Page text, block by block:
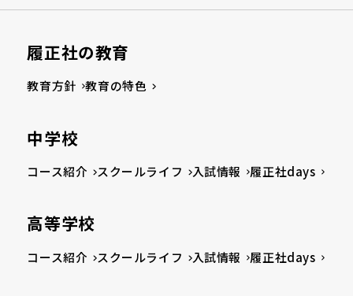
履正社の教育
教育方針 教育の特色
中学校
コース紹介 スクールライフ 入試情報 履正社days
高等学校
コース紹介 スクールライフ 入試情報 履正社days